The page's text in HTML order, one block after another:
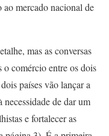
ao mercado nacional de
mas as conversas
o comércio entre os dois
países vão lançar a
de dar um
e fortalecer as